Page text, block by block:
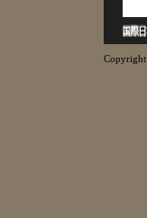
Copyright